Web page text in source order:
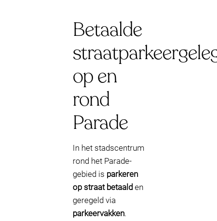
Betaalde
op en
rond
Parade
In het stadscentrum
rond het Parade-
gebied is parkeren
op straat betaald en
geregeld via
parkeervakken.